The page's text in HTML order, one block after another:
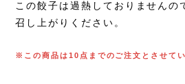
この餃子は過熱しておりませんの
召し上がりください。
※この商品は10点までのご注文とさせてい